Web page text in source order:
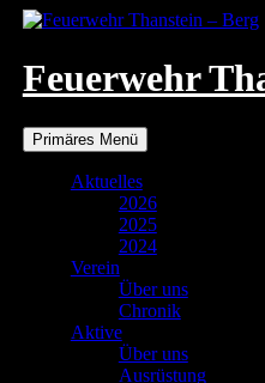
Zum
springen
Feuerwehr
Suchen
Primäres Menü
Aktuelles
2026
2025
2024
Verein
Über uns
Chronik
Aktive
Über uns
Ausrüstung